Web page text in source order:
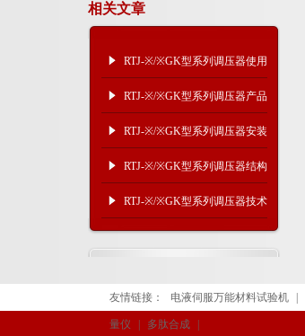
相关文章
RTJ-※/※GK型系列调压器使用
介质与参数结构
RTJ-※/※GK型系列调压器产品
结构及主要参数
RTJ-※/※GK型系列调压器安装
结构示意图
RTJ-※/※GK型系列调压器结构
参数
RTJ-※/※GK型系列调压器技术
参数
友情链接： 电液伺服万能材料试验机
量仪 多肽合成